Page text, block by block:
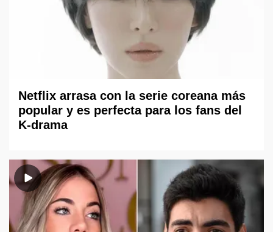
Netflix arrasa con la serie coreana más
popular y es perfecta para los fans del
K-drama